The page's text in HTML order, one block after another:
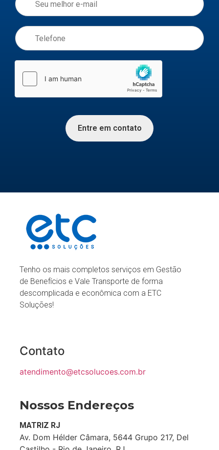
Entre em contato
Tenho os mais completos serviços em Gestão
de Benefícios e Vale Transporte de forma
descomplicada e econômica com a ETC
Soluções!
Contato
atendimento@etcsolucoes.com.br
Nossos Endereços
MATRIZ RJ
Av. Dom Hélder Câmara, 5644 Grupo 217, Del